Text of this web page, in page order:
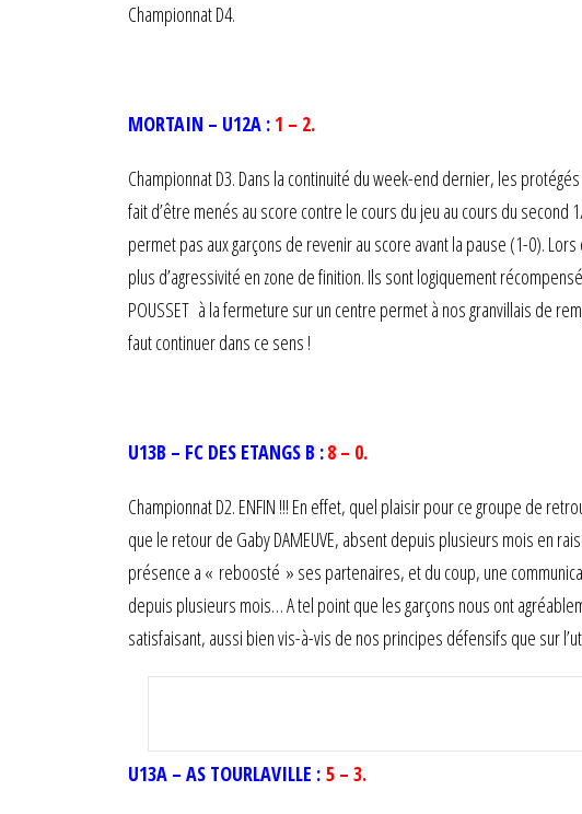
Championnat D4.
MORTAIN – U12A : 1 – 2.
Championnat D3. Dans la continuité du week-end dernier, les
fait d’être menés au score contre le cours du jeu au cours du
permet pas aux garçons de revenir au score avant la pause (1-0).
plus d’agressivité en zone de finition. Ils sont logiquement
POUSSET à la fermeture sur un centre permet à nos granvillais de
faut continuer dans ce sens !
U13B – FC DES ETANGS B :8 – 0.
Championnat D2. ENFIN !!! En effet, quel plaisir pour ce groupe de
que le retour de Gaby DAMEUVE, absent depuis plusieurs mois en
présence a « reboosté » ses partenaires, et du coup, une
depuis plusieurs mois… A tel point que les garçons nous ont
satisfaisant, aussi bien vis-à-vis de nos principes défensifs que sur
U13A – AS TOURLAVILLE : 5 – 3.